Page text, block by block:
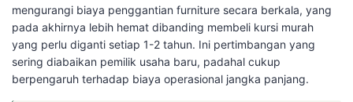
mengurangi biaya penggantian furniture secara berkala, yang
pada akhirnya lebih hemat dibanding membeli kursi murah
yang perlu diganti setiap 1-2 tahun. Ini pertimbangan yang
sering diabaikan pemilik usaha baru, padahal cukup
berpengaruh terhadap biaya operasional jangka panjang.